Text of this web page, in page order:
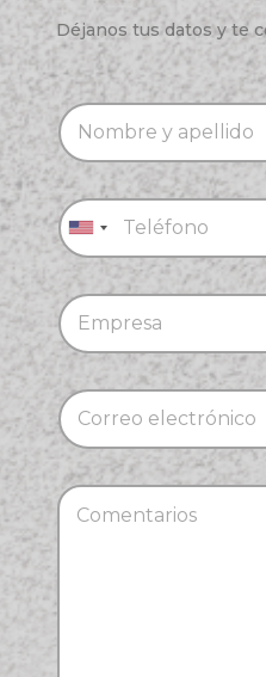
Déjanos tus datos y te